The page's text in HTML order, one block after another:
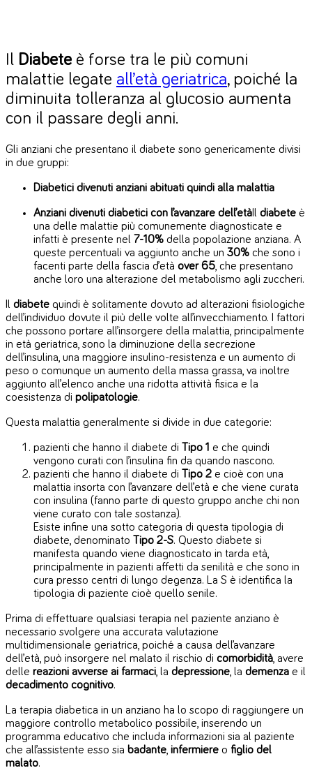
Il Diabete è forse tra le più comuni
malattie legate all’età geriatrica, poiché la
diminuita tolleranza al glucosio aumenta
con il passare degli anni.
Gli anziani che presentano il diabete sono genericamente divisi
in due gruppi:
Diabetici divenuti anziani abituati quindi alla malattia
Anziani divenuti diabetici con l’avanzare dell’etàIl diabete è
una delle malattie più comunemente diagnosticate e
infatti è presente nel 7-10% della popolazione anziana. A
queste percentuali va aggiunto anche un 30% che sono i
facenti parte della fascia d’età over 65, che presentano
anche loro una alterazione del metabolismo agli zuccheri.
Il diabete quindi è solitamente dovuto ad alterazioni fisiologiche
dell’individuo dovute il più delle volte all’invecchiamento. I fattori
che possono portare all’insorgere della malattia, principalmente
in età geriatrica, sono la diminuzione della secrezione
dell’insulina, una maggiore insulino-resistenza e un aumento di
peso o comunque un aumento della massa grassa, va inoltre
aggiunto all’elenco anche una ridotta attività fisica e la
coesistenza di polipatologie.
Questa malattia generalmente si divide in due categorie:
pazienti che hanno il diabete di Tipo 1 e che quindi
vengono curati con l’insulina fin da quando nascono.
pazienti che hanno il diabete di Tipo 2 e cioè con una
malattia insorta con l’avanzare dell’età e che viene curata
con insulina (fanno parte di questo gruppo anche chi non
viene curato con tale sostanza).
Esiste infine una sotto categoria di questa tipologia di
diabete, denominato Tipo 2-S. Questo diabete si
manifesta quando viene diagnosticato in tarda età,
principalmente in pazienti affetti da senilità e che sono in
cura presso centri di lungo degenza. La S è identifica la
tipologia di paziente cioè quello senile.
Prima di effettuare qualsiasi terapia nel paziente anziano è
necessario svolgere una accurata valutazione
multidimensionale geriatrica, poiché a causa dell’avanzare
dell’età, può insorgere nel malato il rischio di comorbidità, avere
delle reazioni avverse ai farmaci, la depressione, la demenza e il
decadimento cognitivo.
La terapia diabetica in un anziano ha lo scopo di raggiungere un
maggiore controllo metabolico possibile, inserendo un
programma educativo che includa informazioni sia al paziente
che all’assistente esso sia badante, infermiere o figlio del
malato.